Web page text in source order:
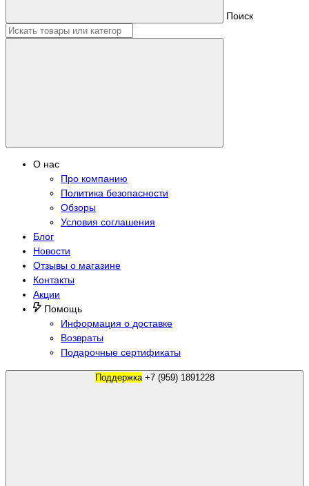
Поиск
О нас
Про компанию
Политика безопасности
Обзоры
Условия соглашения
Блог
Новости
Отзывы о магазине
Контакты
Акции
Помощь
Информация о доставке
Возвраты
Подарочные сертификаты
Поддержка +7 (959) 1891228